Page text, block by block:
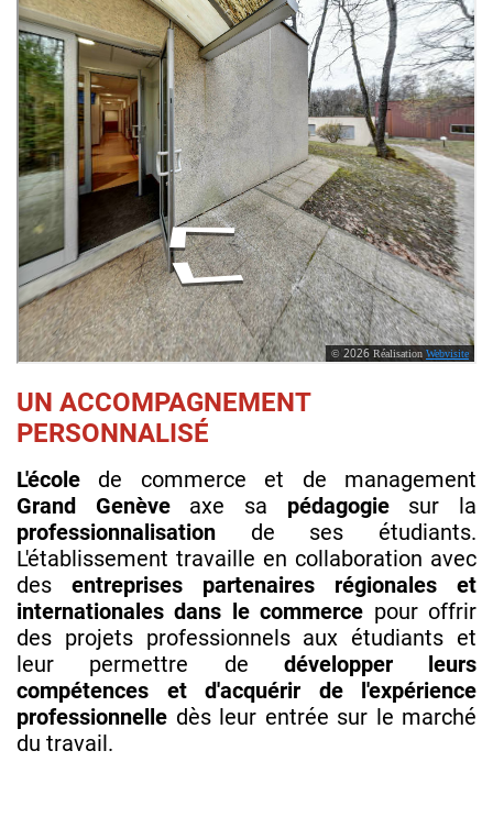
UN ACCOMPAGNEMENT
PERSONNALISÉ
L'école de commerce et de management
Grand
Genève axe sa pédagogie sur la
professionnalisation de ses étudiants.
L'établissement travaille en collaboration avec
des entreprises partenaires régionales et
internationales dans le commerce pour offrir
des projets professionnels aux étudiants et
leur permettre de développer leurs
compétences et d'acquérir de l'expérience
professionnelle dès leur entrée sur le marché
du travail.